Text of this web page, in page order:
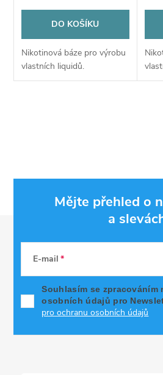
DO KOŠÍKU
Nikotinová báze pro výrobu
vlastních liquidů.
a
í
p
r
Mějte přehled o
a
E-mail
Souhlasím se zpracováním
osobních údajů pro
pro ochranu osobních údajů